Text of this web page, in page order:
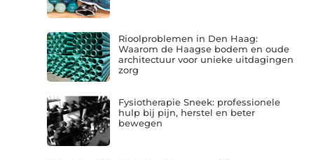
Rioolproblemen in Den Haag:
Waarom de Haagse bodem en oude
architectuur voor unieke uitdagingen
zorg
Fysiotherapie Sneek: professionele
hulp bij pijn, herstel en beter
bewegen